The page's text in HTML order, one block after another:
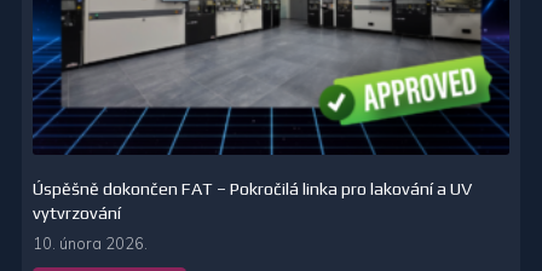
Úspěšně dokončen FAT – Pokročilá linka pro lakování a UV
vytvrzování
10. února 2026.